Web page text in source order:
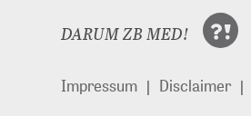
DARUM ZB MED!
Impressum Disclaimer